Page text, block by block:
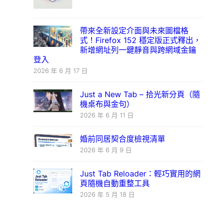
帶來全新設定介面與未來圖檔格
式！Firefox 152 穩定版正式釋出，
新增網址列一鍵靜音與跨網域金鑰
登入
2026 年 6 月 17 日
Just a New Tab – 拾光新分頁（隨
機桌布與金句）
2026 年 6 月 11 日
婚前同居契合度檢視清單
2026 年 6 月 9 日
Just Tab Reloader：輕巧實用的網
頁隨機自動重整工具
2026 年 5 月 18 日